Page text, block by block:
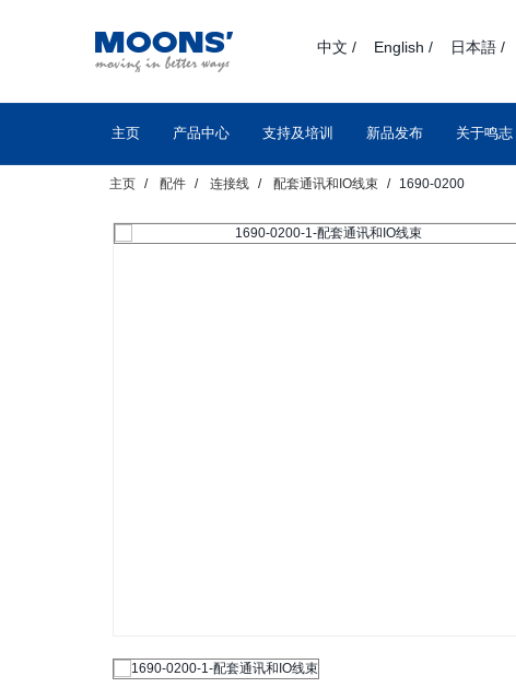
中文 / English / 日本語 /
主页 产品中心 支持及培训 新品发布 关于鸣志
主页 配件 连接线 配套通讯和IO线束 1690-0200